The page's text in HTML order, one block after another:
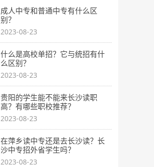
成人中专和普通中专有什么区
别？
2023-08-23
什么是高校单招？它与统招有什
么区别？
2023-08-23
贵阳的学生能不能来长沙读职
高？有哪些职校推荐？
2023-08-23
在萍乡读中专还是去长沙读？长
沙中专招外省学生吗？
2023-08-23